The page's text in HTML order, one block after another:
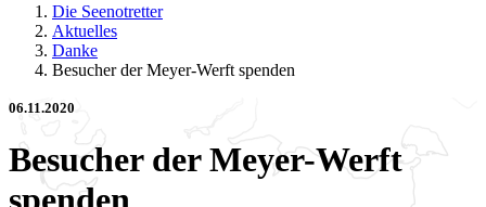
Die Seenotretter
Aktuelles
Danke
Besucher der Meyer-Werft spenden
06.11.2020
Besucher der Meyer-Werft